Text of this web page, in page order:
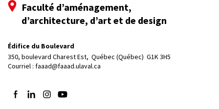
Faculté d’aménagement,
d’architecture, d’art et de design
Édifice du Boulevard
350, boulevard Charest Est, Québec (Québec)  G1K 3H5
Courriel : faaad@faaad.ulaval.ca
Suivez-nous sur Facebook
Suivez-nous sur LinkedIn
Suivez-nous sur Instagram
Suivez-nous sur YouTube